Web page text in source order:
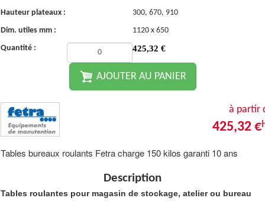
Hauteur plateaux :
300, 670, 910
Dim. utiles mm :
1120 x 650
Quantité :
425,32 €
AJOUTER AU PANIER
à partir
425,32 €
Tables bureaux roulants Fetra charge 150 kilos garanti 10 ans
Description
Tables roulantes pour magasin de stockage, atelier ou bureau